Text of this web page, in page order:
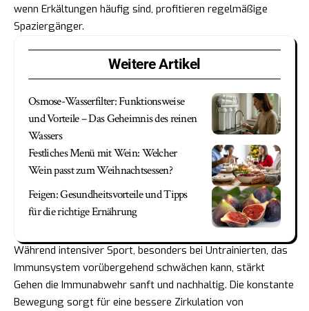
wenn Erkältungen häufig sind, profitieren regelmäßige
Spaziergänger.
Weitere Artikel
Osmose-Wasserfilter: Funktionsweise
und Vorteile – Das Geheimnis des reinen
Wassers
Festliches Menü mit Wein: Welcher
Wein passt zum Weihnachtsessen?
Feigen: Gesundheitsvorteile und Tipps
für die richtige Ernährung
Während intensiver Sport, besonders bei Untrainierten, das
Immunsystem vorübergehend schwächen kann, stärkt
Gehen die Immunabwehr sanft und nachhaltig. Die konstante
Bewegung sorgt für eine bessere Zirkulation von